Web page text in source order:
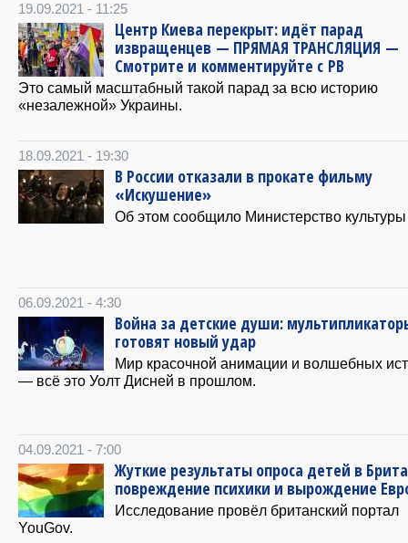
19.09.2021 - 11:25
Центр Киева перекрыт: идёт парад
извращенцев — ПРЯМАЯ ТРАНСЛЯЦИЯ —
Смотрите и комментируйте с РВ
Это самый масштабный такой парад за всю историю
«незалежной» Украины.
18.09.2021 - 19:30
В России отказали в прокате фильму
«Искушение»
Об этом сообщило Министерство
06.09.2021 - 4:30
Война за детские души:
готовят новый удар
Мир красочной анимации и волшебных
— всё это Уолт Дисней в прошлом.
04.09.2021 - 7:00
Жуткие результаты опроса детей в
повреждение психики и вырождение
Исследование провёл британский портал
YouGov.